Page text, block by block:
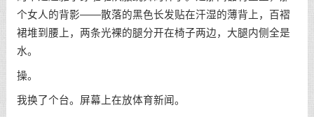
个女人的背影——散落的黑色长发贴在汗湿的薄背上，百褶
裙堆到腰上，两条光裸的腿分开在椅子两边，大腿内侧全是
水。
操。
我换了个台。屏幕上在放体育新闻。